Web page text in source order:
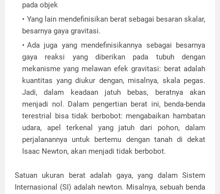
pada objek
Yang lain mendefinisikan berat sebagai besaran skalar,
besarnya gaya gravitasi.
Ada juga yang mendefinisikannya sebagai besarnya
gaya reaksi yang diberikan pada tubuh dengan
mekanisme yang melawan efek gravitasi: berat adalah
kuantitas yang diukur dengan, misalnya, skala pegas.
Jadi, dalam keadaan jatuh bebas, beratnya akan
menjadi nol. Dalam pengertian berat ini, benda-benda
terestrial bisa tidak berbobot: mengabaikan hambatan
udara, apel terkenal yang jatuh dari pohon, dalam
perjalanannya untuk bertemu dengan tanah di dekat
Isaac Newton, akan menjadi tidak berbobot.
Satuan ukuran berat adalah gaya, yang dalam Sistem
Internasional (SI) adalah newton. Misalnya, sebuah benda